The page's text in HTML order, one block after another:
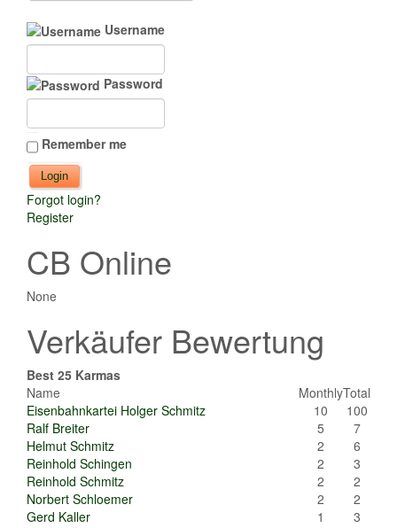
Username
Password
Remember me
Forgot login?
Register
CB Online
None
Verkäufer Bewertung
Best 25 Karmas
Name
MonthlyTotal
Eisenbahnkartei Holger Schmitz
10
100
Ralf Breiter
5
7
Helmut Schmitz
2
6
Reinhold Schingen
2
3
Reinhold Schmitz
2
2
Norbert Schloemer
2
2
Gerd Kaller
1
3